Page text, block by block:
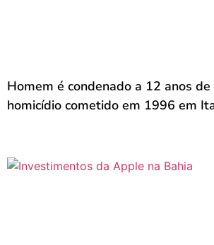
Homem é condenado a 12 anos
homicídio cometido em 1996 em